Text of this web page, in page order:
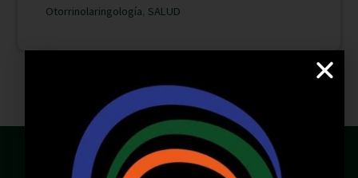
Otorrinolaringología SALUD